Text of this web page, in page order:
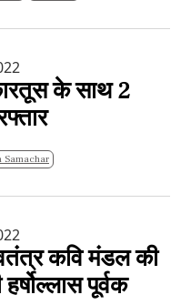
के साथ 2
Apradh Samachar
कवि मंडल की
पूर्वक